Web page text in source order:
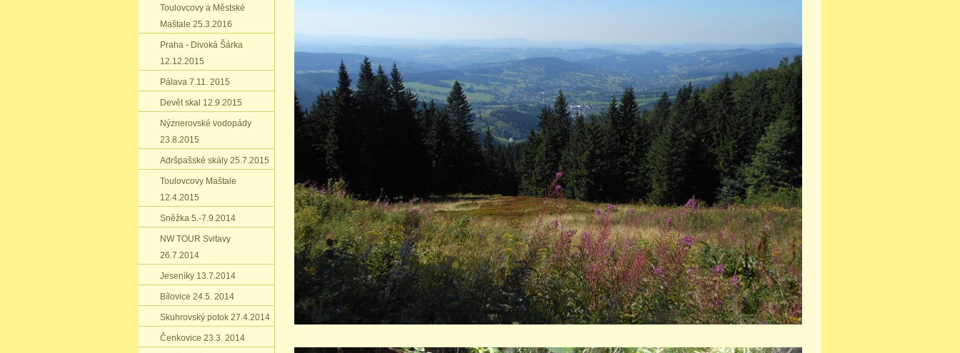
Toulovcovy a Městské
Maštale 25.3.2016
Praha - Divoká Šárka
12.12.2015
Pálava 7.11. 2015
Devět skal 12.9.2015
Nýznerovské vodopády
23.8.2015
Adršpašské skály 25.7.2015
Toulovcovy Maštale
12.4.2015
Sněžka 5.-7.9.2014
NW TOUR Svitavy
26.7.2014
Jeseníky 13.7.2014
Bílovice 24.5. 2014
Skuhrovský potok 27.4.2014
Čenkovice 23.3. 2014